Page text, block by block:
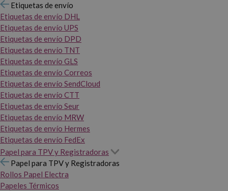
Etiquetas de envío
Etiquetas de envío DHL
Etiquetas de envío UPS
Etiquetas de envío DPD
Etiquetas de envío TNT
Etiquetas de envío GLS
Etiquetas de envío Correos
Etiquetas de envío SendCloud
Etiquetas de envío CTT
Etiquetas de envío Seur
Etiquetas de envío MRW
Etiquetas de envío Hermes
Etiquetas de envío FedEx
Papel para TPV y Registradoras
Papel para TPV y Registradoras
Rollos Papel Electra
Papeles Térmicos